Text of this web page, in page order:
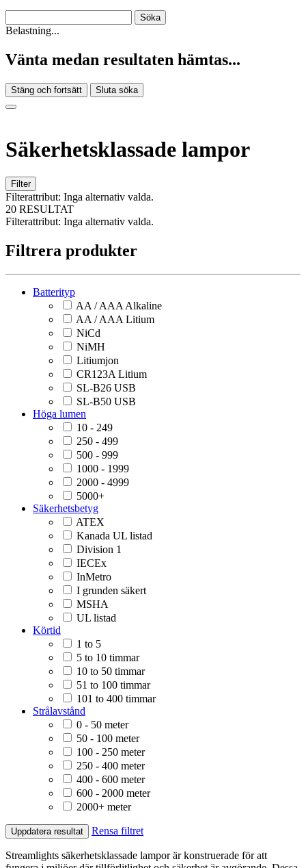
Belastning...
Vänta medan resultaten hämtas...
Stäng och fortsätt Sluta söka
Säkerhetsklassade lampor
Filter
Filterattribut: Inga alternativ valda.
20 RESULTAT
Filterattribut: Inga alternativ valda.
Filtrera produkter
Batterityp
AA / AAA Alkaline
AA / AAA Litium
NiCd
NiMH
Litiumjon
CR123A Litium
SL-B26 USB
SL-B50 USB
Höga lumen
10 - 249
250 - 499
500 - 999
1000 - 1999
2000 - 4999
5000+
Säkerhetsbetyg
ATEX
Kanada UL listad
Division 1
IECEx
InMetro
I grunden säkert
MSHA
UL listad
Körtid
1 to 5
5 to 10 timmar
10 to 50 timmar
51 to 100 timmar
101 to 400 timmar
Strålavstånd
0 - 50 meter
50 - 100 meter
100 - 250 meter
250 - 400 meter
400 - 600 meter
600 - 2000 meter
2000+ meter
Uppdatera resultat Rensa filtret
Streamlights säkerhetsklassade lampor är konstruerade för att